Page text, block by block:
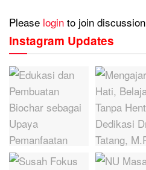
Please login to join discussion
Instagram Updates